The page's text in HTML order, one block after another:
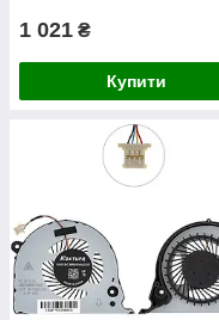
1 021 ₴
Купити